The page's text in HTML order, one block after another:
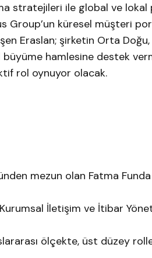
stratejileri ile global ve lokal
Group’un küresel müşteri
Eraslan; şirketin Orta
hamlesine destek
rol oynuyor olacak.
mezun olan Fatma
İletişim ve İtibar
ölçekte, üst düzey